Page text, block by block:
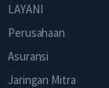
LAYANI
Perusahaan
Asuransi
Jaringan Mitra